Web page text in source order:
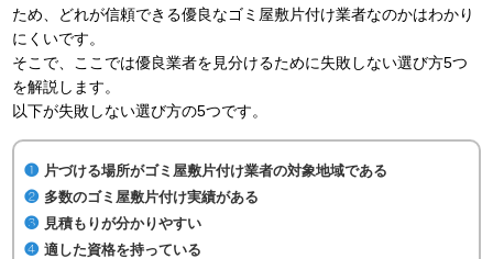
ため、どれが信頼できる優良なゴミ屋敷片付け業者なのかはわかり
にくいです。
そこで、ここでは優良業者を見分けるために失敗しない選び方5つ
を解説します。
以下が失敗しない選び方の5つです。
片づける場所がゴミ屋敷片付け業者の対象地域である
多数のゴミ屋敷片付け実績がある
見積もりが分かりやすい
適した資格を持っている